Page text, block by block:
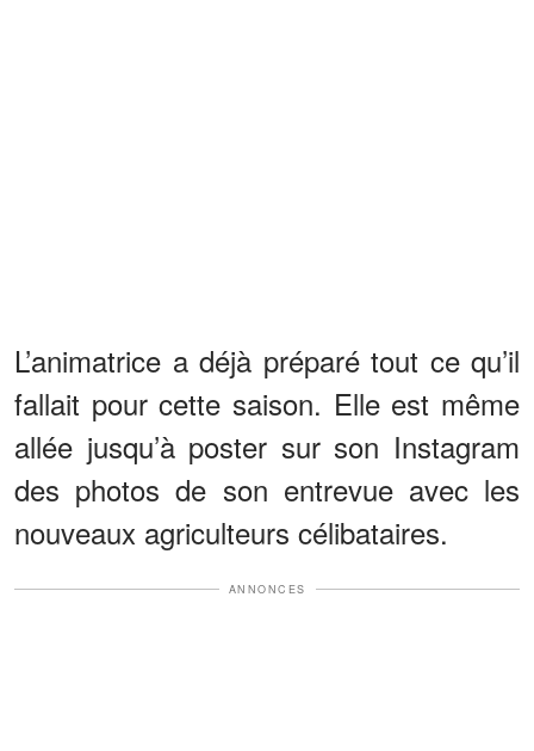
L’animatrice a déjà préparé tout ce qu’il
fallait pour cette saison. Elle est même
allée jusqu’à poster sur son Instagram
des photos de son entrevue avec les
nouveaux agriculteurs célibataires.
ANNONCES